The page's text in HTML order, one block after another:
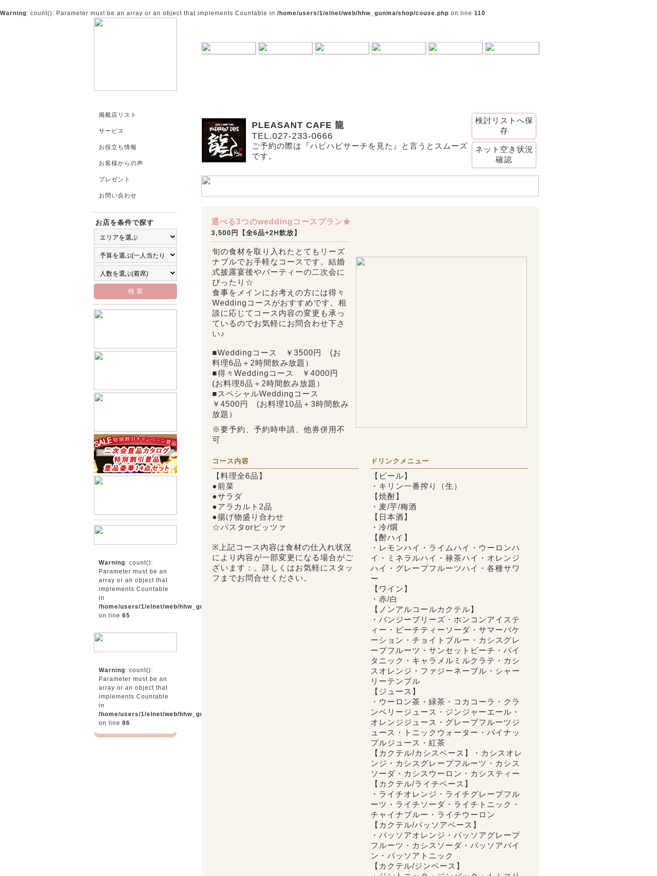
Warning: count(): Parameter must be an array or an object that implements Countable in /home/users/1/elnet/web/hhw_gunma/shop/couse.php on line 110
掲載店リスト
サービス
お役立ち情報
お客様からの声
プレゼント
お問い合わせ
お店を条件で探す
Warning: count():
Parameter must be an
array or an object that
implements Countable
in
/home/users/1/elnet/web/hhw_gunma/tmp/menu.php
on line 65
Warning: count():
Parameter must be an
array or an object that
implements Countable
in
/home/users/1/elnet/web/hhw_gunma/tmp/menu.php
on line 86
PLEASANT CAFE 龍
TEL.027-233-0666
ご予約の際は『ハピハピサーチを見た』と言うとスムーズ
です。
検討リストへ保
存
ネット空き状況
確認
選べる3つのweddingコースプラン★
3,500円【全6品+2H飲放】
旬の食材を取り入れたとてもリーズ
ナブルでお手軽なコースです。結婚
式披露宴後やパーティーの二次会に
ぴったり☆
食事をメインにお考えの方には得々
Weddingコースがおすすめです。相
談に応じてコース内容の変更も承っ
ているのでお気軽にお問合わせ下さ
い♪
■Weddingコース ￥3500円 (お
料理6品＋2時間飲み放題）
■得々Weddingコース ￥4000円
(お料理8品＋2時間飲み放題）
■スペシャルWeddingコース
￥4500円 (お料理10品＋3時間飲み
放題）
※要予約、予約時申請、他券併用不
可
コース内容
【料理全6品】
●前菜
●サラダ
●アラカルト2品
●揚げ物盛り合わせ
☆パスタorピッツァ
※上記コース內容は食材の仕入れ状況
により內容が一部変更になる場合がご
ざいます：。詳しくはお気軽にスタッ
フまでお問合せください。
ドリンクメニュー
【ビール】
・キリン一番搾り（生）
【焼酎】
・麦/芋/梅酒
【日本酒】
・冷/燗
【酎ハイ】
・レモンハイ・ライムハイ・ウーロンハ
イ・ミネラルハイ・禄茶ハイ・オレンジ
ハイ・グレープフルーツハイ・各種サワ
ー
【ワイン】
・赤/白
【ノンアルコールカクテル】
・バンジーブリーズ・ホンコンアイステ
ィー・ピーチティーソーダ・サマーバケ
ーション・チョイトブルー・カシスグレ
ープフルーツ・サンセットビーチ・パイ
タニック・キャラメルミルクラテ・カシ
スオレンジ・ファジーネーブル・シャー
リーテンプル
【ジュース】
・ウーロン茶・緑茶・コカコーラ・クラ
ンベリージュース・ジンジャーエール・
オレンジジュース・グレープフルーツジ
ュース・トニックウォーター・パイナッ
プルジュース・紅茶
【カクテル/カシスベース】・カシスオレ
ンジ・カシスグレープフルーツ・カシス
ソーダ・カシスウーロン・カシスティー
【カクテル/ライチベース】
・ライチオレンジ・ライチグレープフル
ーツ・ライチソーダ・ライチトニック・
チャイナブルー・ライチウーロン
【カクテル/パッソアベース】
・パッソアオレンジ・パッソアグレープ
フルーツ・カシスソーダ・パッソアパイ
ン・パッソアトニック
【カクテル/ジンベース】